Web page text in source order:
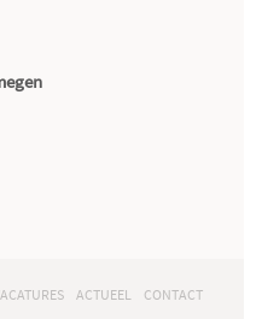
ACTUEEL CONTACT